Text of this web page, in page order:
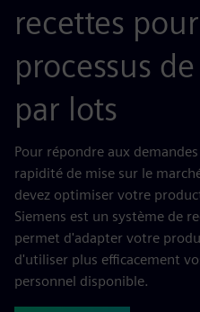
recettes
processus
par lots
Pour répondre aux
rapidité de mise sur le
devez optimiser votre
Siemens est un système de
permet d'adapter votre
d'utiliser plus efficacement
personnel disponible.